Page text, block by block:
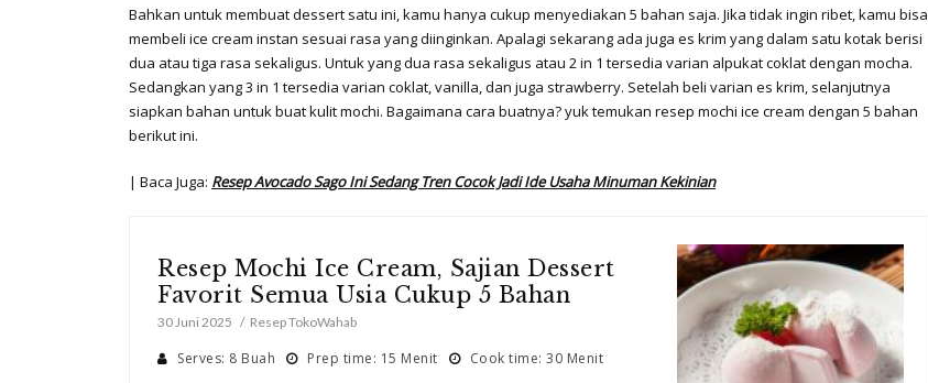
Bahkan untuk membuat dessert satu ini, kamu hanya cukup menyediakan 5 bahan saja. Jika tidak ingin ribet, kamu bisa
membeli ice cream instan sesuai rasa yang diinginkan. Apalagi sekarang ada juga es krim yang dalam satu kotak berisi
dua atau tiga rasa sekaligus. Untuk yang dua rasa sekaligus atau 2 in 1 tersedia varian alpukat coklat dengan mocha.
Sedangkan yang 3 in 1 tersedia varian coklat, vanilla, dan juga strawberry. Setelah beli varian es krim, selanjutnya
siapkan bahan untuk buat kulit mochi. Bagaimana cara buatnya? yuk temukan resep mochi ice cream dengan 5 bahan
berikut ini.
| Baca Juga: Resep Avocado Sago Ini Sedang Tren Cocok Jadi Ide Usaha Minuman Kekinian
Resep Mochi Ice Cream, Sajian Dessert
Favorit Semua Usia Cukup 5 Bahan
30 Juni 2025 Resep TokoWahab
Serves: 8 Buah Prep time: 15 Menit Cook time: 30 Menit